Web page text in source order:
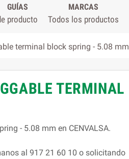
GUÍAS
producto
MARCAS
Todos los productos
terminal block spring - 5.08 mm
TERMINAL
- 5.08 mm en CENVALSA.
al 917 21 60 10 o solicitando